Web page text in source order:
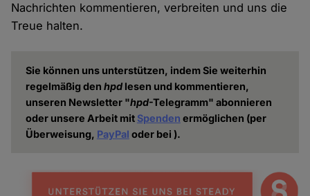
Nachrichten kommentieren, verbreiten und uns die
Treue halten.
Sie können uns unterstützen, indem Sie weiterhin
regelmäßig den hpdlesen und kommentieren,
unseren Newsletter "hpd-Telegramm" abonnieren
oder unsere Arbeit mit Spenden ermöglichen (per
Überweisung, PayPal oder bei ).